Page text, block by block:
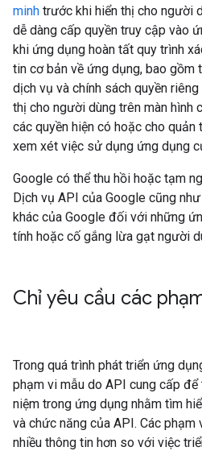
minh trước khi hiển thị cho người
dễ dàng cấp quyền truy cập vào
khi ứng dụng hoàn tất quy trình
tin cơ bản về ứng dụng, bao gồm
dịch vụ và chính sách quyền
thị cho người dùng trên màn hình
các quyền hiện có hoặc cho
xem xét việc sử dụng ứng dụng
Google có thể thu hồi hoặc tạm
Dịch vụ API của Google cũng
khác của Google đối với những
tính hoặc cố gắng lừa gạt người
Chỉ yêu cầu các
Trong quá trình phát triển ứng
phạm vi mẫu do API cung cấp
niệm trong ứng dụng nhằm tìm
và chức năng của API. Các
nhiều thông tin hơn so với việc